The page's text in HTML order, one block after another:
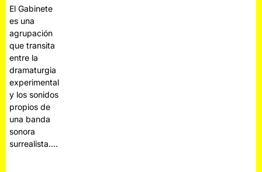
El Gabinete
es una
agrupación
que transita
entre la
dramaturgia
experimental
y los sonidos
propios de
una banda
sonora
surrealista.…